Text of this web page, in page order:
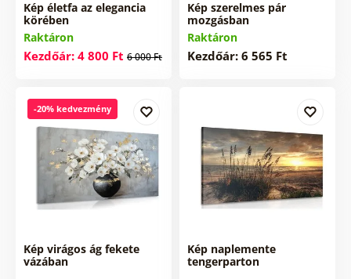
Kép életfa az elegancia
körében
Raktáron
Kezdőár: 4 800 Ft 6 000 Ft
Kép szerelmes pár
mozgásban
Raktáron
Kezdőár: 6 565 Ft
-20% kedvezmény
Kép virágos ág fekete
vázában
Kép naplemente
tengerparton